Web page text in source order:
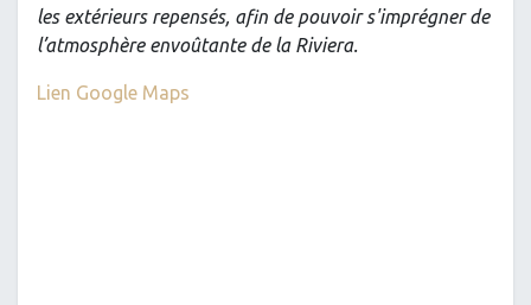
les extérieurs repensés, afin de pouvoir s'imprégner de
l’atmosphère envoûtante de la Riviera.
Lien Google Maps